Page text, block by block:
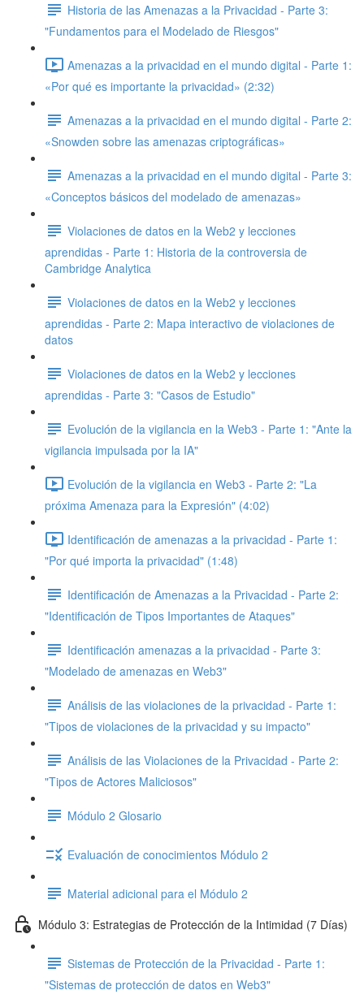
Historia de las Amenazas a la Privacidad - Parte 3:
"Fundamentos para el Modelado de Riesgos"
Amenazas a la privacidad en el mundo digital - Parte 1:
«Por qué es importante la privacidad» (2:32)
Amenazas a la privacidad en el mundo digital - Parte 2:
«Snowden sobre las amenazas criptográficas»
Amenazas a la privacidad en el mundo digital - Parte 3:
«Conceptos básicos del modelado de amenazas»
Violaciones de datos en la Web2 y lecciones
aprendidas - Parte 1: Historia de la controversia de
Cambridge Analytica
Violaciones de datos en la Web2 y lecciones
aprendidas - Parte 2: Mapa interactivo de violaciones de
datos
Violaciones de datos en la Web2 y lecciones
aprendidas - Parte 3: "Casos de Estudio"
Evolución de la vigilancia en la Web3 - Parte 1: "Ante la
vigilancia impulsada por la IA"
Evolución de la vigilancia en Web3 - Parte 2: "La
próxima Amenaza para la Expresión" (4:02)
Identificación de amenazas a la privacidad - Parte 1:
"Por qué importa la privacidad" (1:48)
Identificación de Amenazas a la Privacidad - Parte 2:
"Identificación de Tipos Importantes de Ataques"
Identificación amenazas a la privacidad - Parte 3:
"Modelado de amenazas en Web3"
Análisis de las violaciones de la privacidad - Parte 1:
"Tipos de violaciones de la privacidad y su impacto"
Análisis de las Violaciones de la Privacidad - Parte 2:
"Tipos de Actores Maliciosos"
Módulo 2 Glosario
Evaluación de conocimientos Módulo 2
Material adicional para el Módulo 2
Módulo 3: Estrategias de Protección de la Intimidad (7 Días)
Sistemas de Protección de la Privacidad - Parte 1:
"Sistemas de protección de datos en Web3"